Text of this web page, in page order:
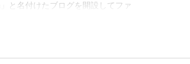
と名付けたブログを開設してファ
らせようとしていることがわかっ
ル名の付け方やTwitterでのつぶ
ゾーンの設定が日本以外になって